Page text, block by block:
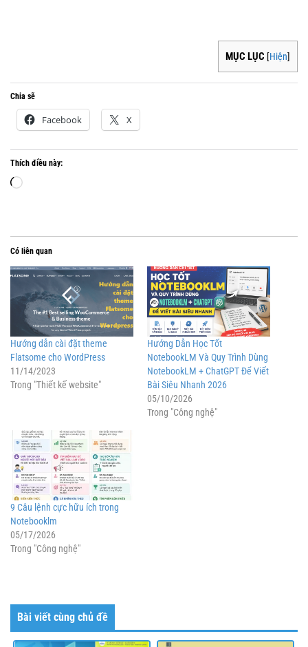
MỤC LỤC [Hiện]
Chia sẽ
Facebook X
Thích điều này:
Đang
Có liên quan
Hướng dẫn cài đặt theme
Flatsome cho WordPress
11/14/2023
Trong "Thiết kế website"
Hướng Dẫn Học Tốt
NotebookLM Và Quy Trình Dùng
NotebookLM + ChatGPT Để Viết
Bài Siêu Nhanh 2026
05/10/2026
Trong "Công nghệ"
9 Câu lệnh cực hữu ích trong
Notebooklm
05/17/2026
Trong "Công nghệ"
Bài viết cùng chủ đề